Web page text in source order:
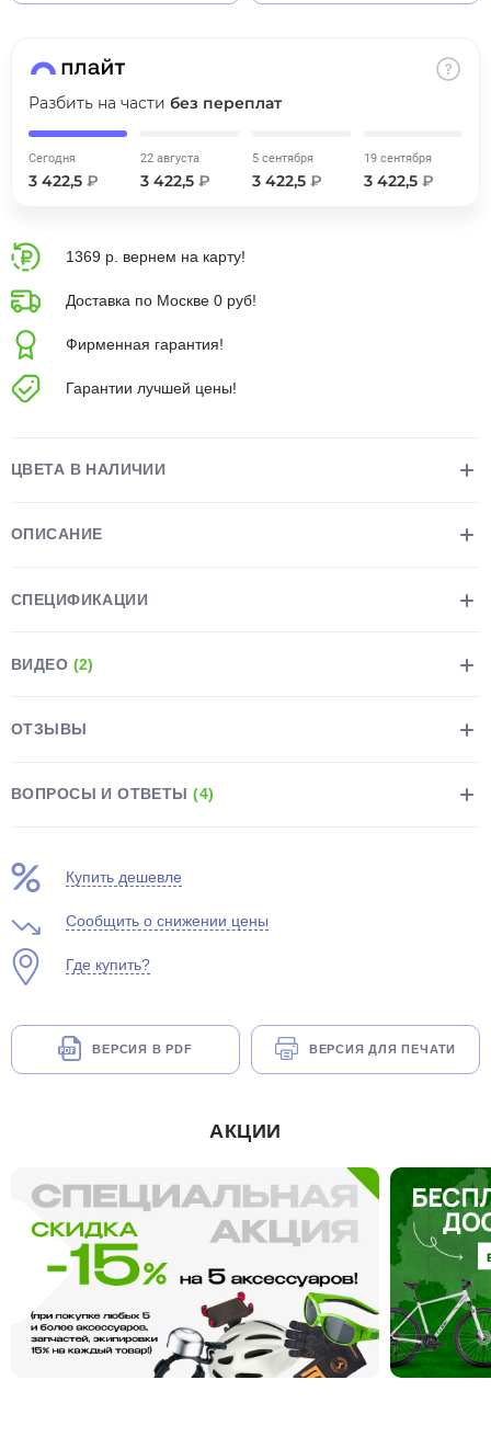
Разбить на части без переплат
Сегодня
3 422,5 ₽
22 августа
3 422,5 ₽
5 сентября
3 422,5 ₽
19 сентября
3 422,5 ₽
1369 р. вернем на карту!
Доставка по Москве 0 руб!
Фирменная гарантия!
Гарантии лучшей цены!
ЦВЕТА В НАЛИЧИИ
ОПИСАНИЕ
СПЕЦИФИКАЦИИ
ВИДЕО (2)
ОТЗЫВЫ
ВОПРОСЫ И ОТВЕТЫ(4)
Купить дешевле
Сообщить о снижении цены
Где купить?
ВЕРСИЯ В PDF ВЕРСИЯ ДЛЯ ПЕЧАТИ
АКЦИИ